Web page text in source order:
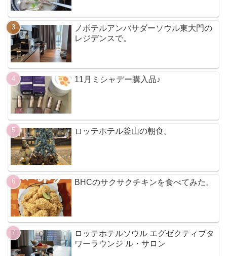
ノボテルアンバサダーソウル東大門の
レジデンスで。
11月ミシャデー購入品♪
ロッテホテル釜山の朝食。
BHCのサクサクチキンを食べてみた。
ロッテホテルソウル エグゼクティブタ
ワーラウンジ ル・サロン